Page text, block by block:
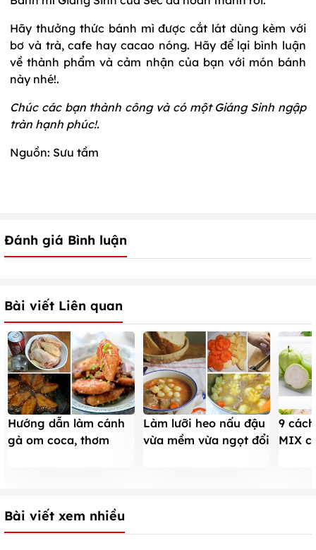
Hãy thưởng thức bánh mì được cắt lát dùng kèm với
bơ và trà, cafe hay cacao nóng. Hãy để lại bình luận
về thành phẩm và cảm nhận của bạn với món bánh
này nhé!.
Chúc các bạn thành công và có một Giáng Sinh ngập
tràn hạnh phúc!.
Nguồn: Sưu tầm
Đánh giá Bình luận
Bài viết Liên quan
Hướng dẫn làm cánh
gà om coca, thơm
Làm lưỡi heo nấu đậu
vừa mềm vừa ngọt đổi
9
MIX
Bài viết xem nhiều